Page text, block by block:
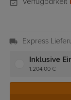
Verfügbarkeit
Express
Inklusive
1.204,00 €